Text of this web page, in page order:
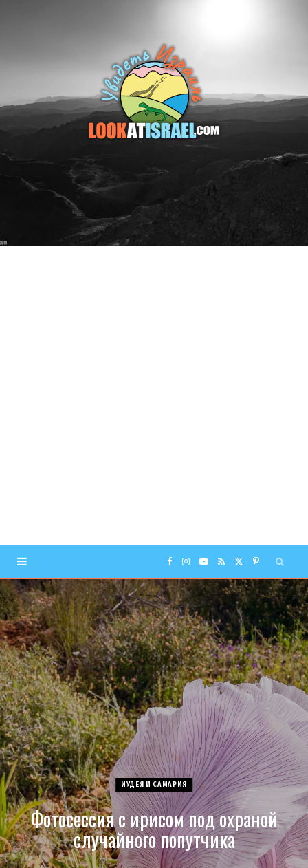
F
a
c
e
b
o
o
k
I
n
s
t
g
r
a
m
Y
o
u
T
u
b
e
R
S
S
(
T
w
i
t
t
e
r
P
i
n
t
e
r
e
t
ИУДЕЯ И САМАРИЯ
Фотосессия с ирисом под охраной
случайного попутчика